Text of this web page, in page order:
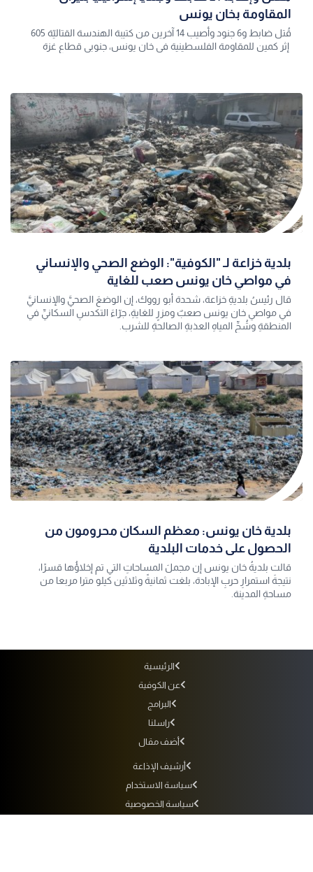
المقاومة بخان يونس
قُتل ضابط و6 جنود وأصيب 14 آخرين من كتيبة الهندسة القتاليّة 605
إثر كمين للمقاومة الفلسطينية في خان يونس، جنوبي قطاع غزة
بلدية خزاعة لـ "الكوفية": الوضع الصحي والإنساني
في مواصي خان يونس صعب للغاية
قال رئيسُ بلديةِ خزاعة، شحدة أبو رووك، إن الوضعَ الصحيَّ والإنسانيَّ
في مواصي خان يونس صعبٌ ومزرٍ للغايةِ، جرّاءَ التكدسِ السكانيِّ في
المنطقةِ وشُحِّ المياهِ العذبةِ الصالحةِ للشرب.
بلدية خان يونس: معظم السكان محرومون من
الحصول على خدمات البلدية
قالت بلديةُ خان يونس إن مجملَ المساحاتِ التي تم إخلاؤُها قسرًا،
نتيجةَ استمرارِ حربِ الإبادة، بلغت ثمانيةً وثلاثين كيلو مترا مربعا من
مساحةِ المدينة.
الرئيسية
عن الكوفية
البرامج
راسلنا
أضف مقال
أرشيف الإذاعة
سياسة الاستخدام
سياسة الخصوصية